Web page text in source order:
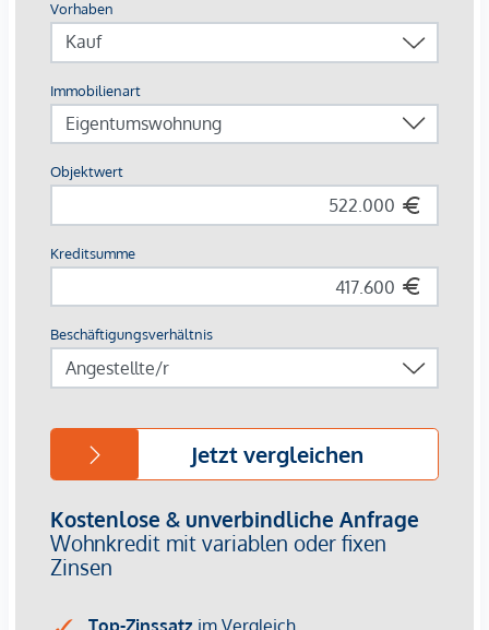
individuelle Wohneinheiten mit attraktiven Freibereichen.
Die exklusiven Altbauwohnungen im Bestand werden
zeitgemäß adaptiert und mit innenhofseitigen Außenflächen
ausgestattet. Die Wohnungen in den Hoftrakten und im
Dachgeschoß bieten viel Raum für Neues: offene,
lichtdurchflutete Wohnräume und großzügige Gärten,
Loggien und Terrassen.
Revitalisiertes Gründerzeithaus
47 Zweizimmerapartments
2 Dreizimmerapartments
1- bis 3-Zimmereinheiten
Gärten, Loggien und Terrassen
Fernwärme
Die Höhe der Betriebskosten und Rücklagen sind noch nicht
bekannt.